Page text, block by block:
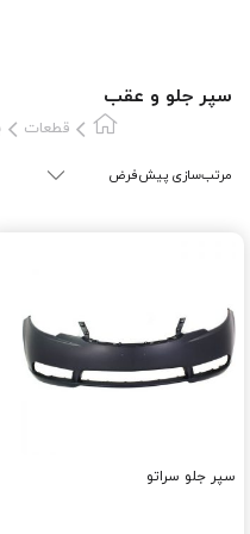
سپر جلو و عقب
قطعات
سپر جلو سراتو